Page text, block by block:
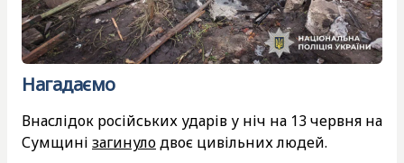
Нагадаємо
Внаслідок російських ударів у ніч на 13 червня на
Сумщині загинулодвоє цивільних людей.